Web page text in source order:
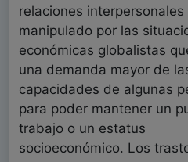
relaciones interpersonales
manipulado por las
económicas globalistas
una demanda mayor de
capacidades de algunas
para poder mantener un
trabajo o un estatus
socioeconómico. Los